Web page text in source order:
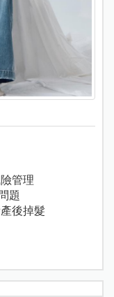
管理
題
後掉髮